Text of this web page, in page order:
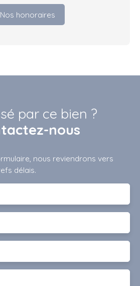
Nos honoraires
par ce bien ?
nous
nous reviendrons vers
délais.